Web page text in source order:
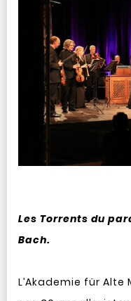
Les Torrents du
Bach.
L’Akademie für Alte